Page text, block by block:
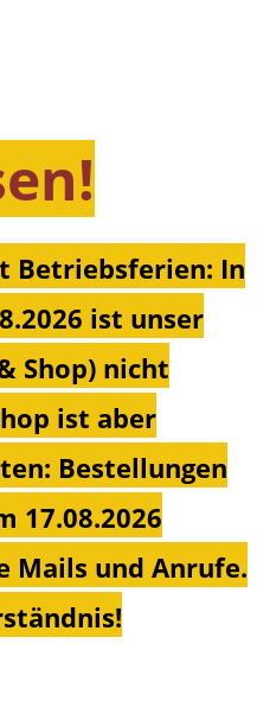
Betriebsferien: In
ist unser
Shop) nicht
ist aber
Bestellungen
17.08.2026
Mails und Anrufe.